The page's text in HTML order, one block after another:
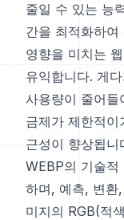
줄일 수 있는 능
간을 최적화하
영향을 미치는
유익합니다. 게
사용량이 줄어
금제가 제한적
근성이 향상됩니
WEBP의 기술
하며, 예측, 변환
미지의 RGB(적